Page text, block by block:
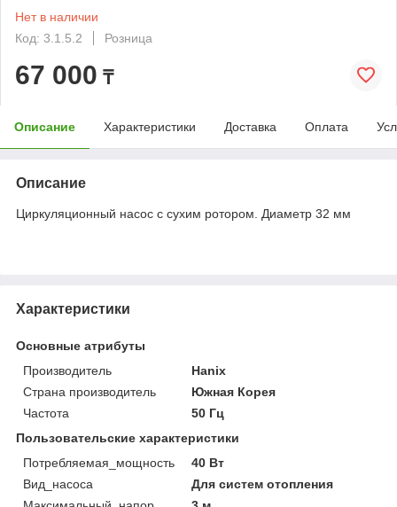
Нет в наличии
Код: 3.1.5.2
Розница
67 000 ₸
Описание Характеристики Доставка Оплата
Описание
Циркуляционный насос с сухим ротором. Диаметр 32 мм
Характеристики
Основные атрибуты
Производитель
Hanix
Страна производитель
Южная Корея
Частота
50 Гц
Пользовательские характеристики
Потребляемая_мощность
40 Вт
Вид_насоса
Для систем отопления